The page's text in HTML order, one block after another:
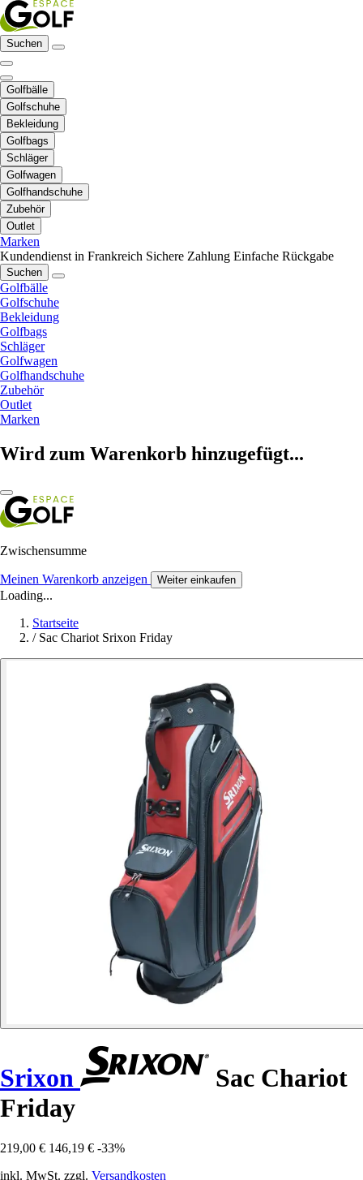
Suchen
Golfbälle
Golfschuhe
Bekleidung
Golfbags
Schläger
Golfwagen
Golfhandschuhe
Zubehör
Outlet
Marken
Kundendienst in Frankreich Sichere Zahlung Einfache Rückgabe
Suchen
Golfbälle
Golfschuhe
Bekleidung
Golfbags
Schläger
Golfwagen
Golfhandschuhe
Zubehör
Outlet
Marken
Wird zum Warenkorb hinzugefügt...
Zwischensumme
Meinen Warenkorb anzeigen Weiter einkaufen
Loading...
Startseite
/ Sac Chariot Srixon Friday
Srixon
Sac Chariot
Friday
219,00 € 146,19 € -33%
inkl. MwSt. zzgl. Versandkosten